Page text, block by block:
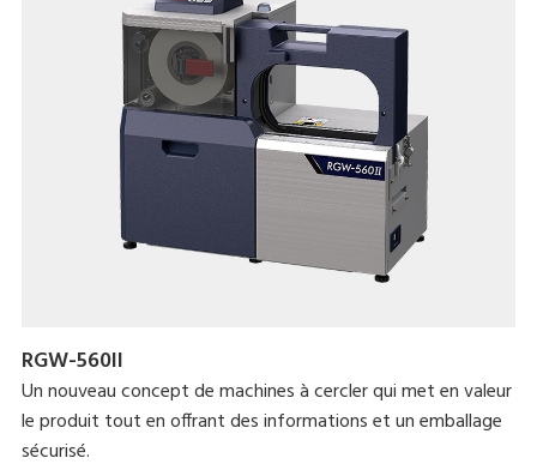
RGW-560II
Un nouveau concept de machines à cercler qui met en valeur
le produit tout en offrant des informations et un emballage
sécurisé.